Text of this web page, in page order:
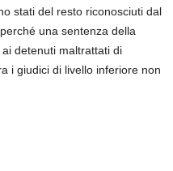
stati del resto riconosciuti dal
una sentenza della
detenuti maltrattati di
i giudici di livello inferiore non